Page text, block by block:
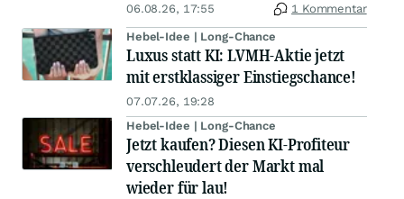
06.08.26, 17:55 1 Kommentar
Hebel-Idee | Long-Chance
Luxus statt KI: LVMH-Aktie jetzt
mit erstklassiger Einstiegschance!
07.07.26, 19:28
Hebel-Idee | Long-Chance
Jetzt kaufen? Diesen KI-Profiteur
verschleudert der Markt mal
wieder für lau!